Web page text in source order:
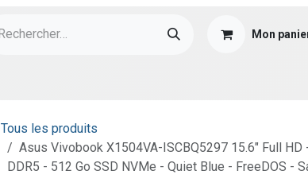
Mon
Tous les produits
Asus Vivobook X1504VA-ISCBQ5297 15.6" Full HD
DDR5 - 512 Go SSD NVMe - Quiet Blue - FreeDOS -